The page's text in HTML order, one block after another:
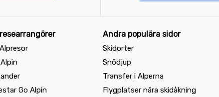
Go Alpin
Andra populära sidor
Skidorter
Snödjup
Transfer i Alperna
Flygplatser nära skidåkning